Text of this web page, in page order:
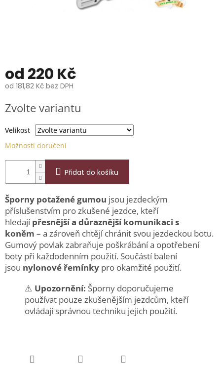
Značky
od 220 Kč
od 181,82 Kč bez DPH
cena:
Zvolte variantu
Velikost
Možnosti doručení
Přidat do košíku
Šporny potažené gumou jsou jezdeckým
příslušenstvím pro zkušené jezdce, kteří
hledají přesnější a důraznější komunikaci s
koněm – a zároveň chtějí chránit svou jezdeckou botu.
Gumový povlak zabraňuje poškrábání a opotřebení
boty při každodenním použití. Součástí balení
jsou nylonové řemínky pro okamžité použití.
⚠️ Upozornění: Šporny doporučujeme
používat pouze zkušenějším jezdcům, kteří
ovládají správnou techniku jejich použití.